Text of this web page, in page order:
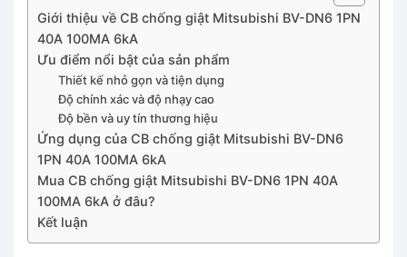
Giới thiệu về CB chống giật Mitsubishi BV-DN6 1PN
40A 100MA 6kA
Ưu điểm nổi bật của sản phẩm
Thiết kế nhỏ gọn và tiện dụng
Độ chính xác và độ nhạy cao
Độ bền và uy tín thương hiệu
Ứng dụng của CB chống giật Mitsubishi BV-DN6
1PN 40A 100MA 6kA
Mua CB chống giật Mitsubishi BV-DN6 1PN 40A
100MA 6kA ở đâu?
Kết luận